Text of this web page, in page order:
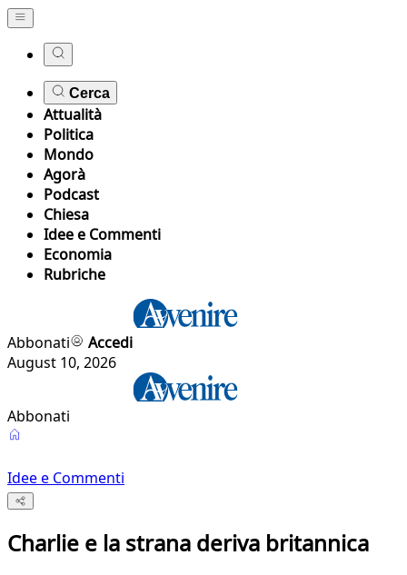
Cerca
Attualità
Politica
Mondo
Agorà
Podcast
Chiesa
Idee e Commenti
Economia
Rubriche
Abbonati
Accedi
August 10, 2026
Abbonati
Idee e Commenti
Charlie e la strana deriva britannica